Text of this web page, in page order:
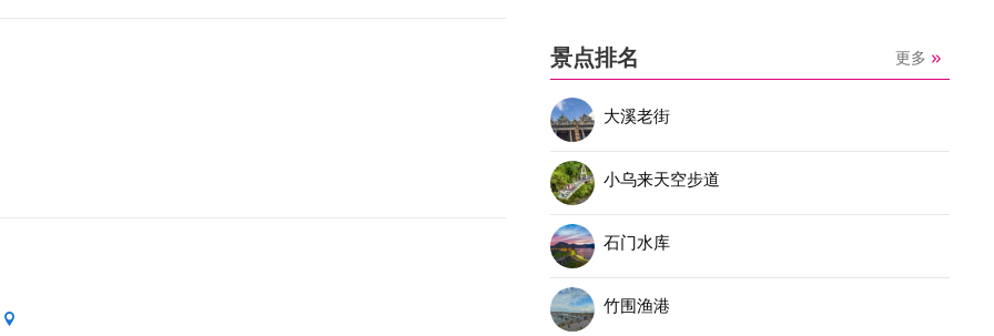
景点排名 更多
大溪老街
小乌来天空步道
石门水库
竹围渔港